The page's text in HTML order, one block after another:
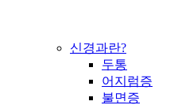
신경과란?
두통
어지럼증
불면증